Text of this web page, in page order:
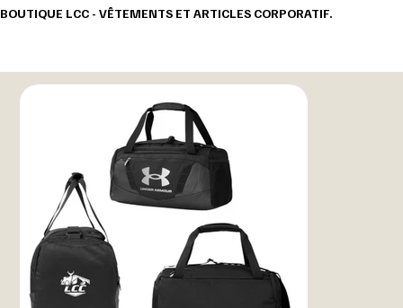
BOUTIQUE LCC - VÊTEMENTS ET ARTICLES CORPORATIF.